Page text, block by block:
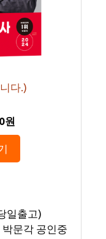
다.)
원
일출고)
문각 공인중